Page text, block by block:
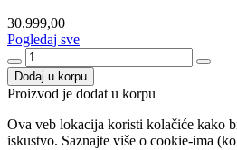
30.999,00
Pogledaj sve
Dodaj u korpu
Proizvod je dodat u korpu
Ova veb lokacija koristi kolačiće kako
iskustvo. Saznajte više o cookie-ima